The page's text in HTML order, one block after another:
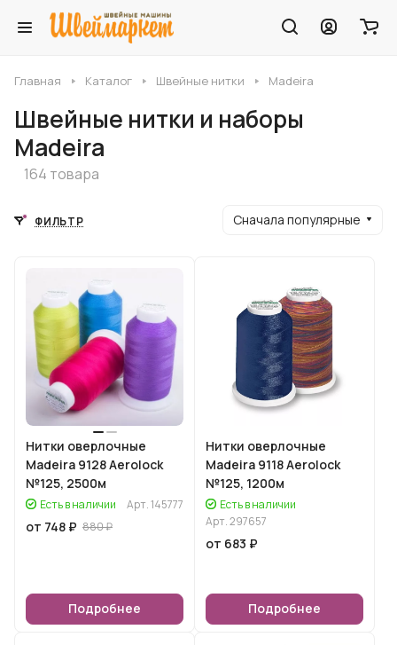
Главная Каталог Швейные нитки Madeira
Швейные нитки и наборы
Madeira
164 товара
ФИЛЬТР Сначала популярные
Нитки оверлочные
Madeira 9128 Aerolock
№125, 2500м
Есть в наличии Арт.145777
от 748 ₽ 880 ₽
Подробнее
Нитки оверлочные
Madeira 9118 Aerolock
№125, 1200м
Есть в наличии
Арт.297657
от 683 ₽
Подробнее